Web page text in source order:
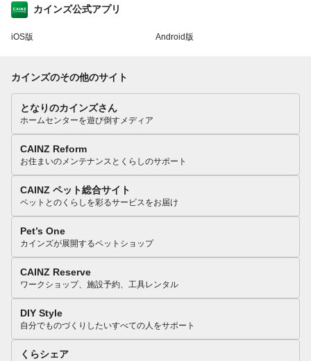
カインズ公式アプリ
iOS版 Android版
カインズのその他のサイト
となりのカインズさん
ホームセンターを遊び倒すメディア
CAINZ Reform
お住まいのメンテナンスとくらしのサポート
CAINZ ペット総合サイト
ペットとのくらしを彩るサービスをお届け
Pet’s One
カインズが展開するペットショップ
CAINZ Reserve
ワークショップ、施設予約、工具レンタル
DIY Style
自分でものづくりしたいすべての人をサポート
くらシェア